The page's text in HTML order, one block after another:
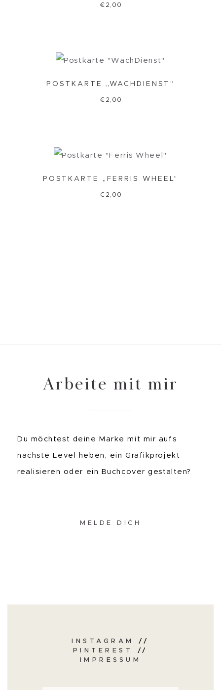
€ 2,00
POSTKARTE „WACHDIENST“
€ 2,00
POSTKARTE „FERRIS WHEEL“
€ 2,00
Arbeite mit mir
Du möchtest deine Marke mit mir aufs
nächste Level heben, ein Grafikprojekt
realisieren oder ein Buchcover gestalten?
MELDE DICH
INSTAGRAM
//
PINTEREST
//
IMPRESSUM